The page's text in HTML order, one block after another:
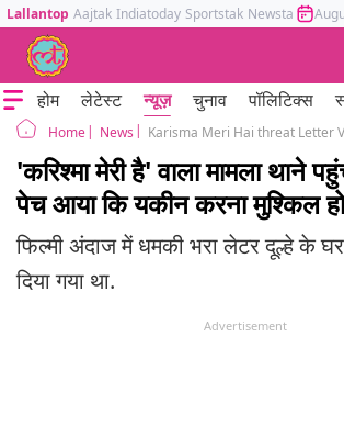
Lallantop Aajtak Indiatoday Sportstak Newstak
होम लेटेस्ट न्यूज़ चुनाव पॉलिटिक्स
Home News
'करिश्मा मेरी है' वाला मामला थाने
पेच आया कि यकीन करना मुश्किल
फिल्मी अंदाज में धमकी भरा लेटर दूल्हे के
दिया गया था.
Advertisement